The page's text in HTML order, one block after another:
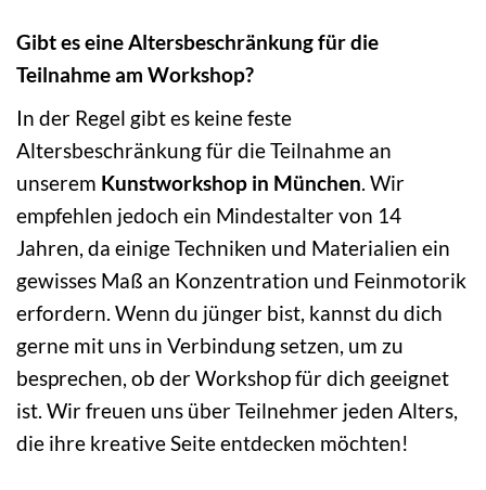
Gibt es eine Altersbeschränkung für die
Teilnahme am Workshop?
In der Regel gibt es keine feste
Altersbeschränkung für die Teilnahme an
unserem Kunstworkshop in München. Wir
empfehlen jedoch ein Mindestalter von 14
Jahren, da einige Techniken und Materialien ein
gewisses Maß an Konzentration und Feinmotorik
erfordern. Wenn du jünger bist, kannst du dich
gerne mit uns in Verbindung setzen, um zu
besprechen, ob der Workshop für dich geeignet
ist. Wir freuen uns über Teilnehmer jeden Alters,
die ihre kreative Seite entdecken möchten!